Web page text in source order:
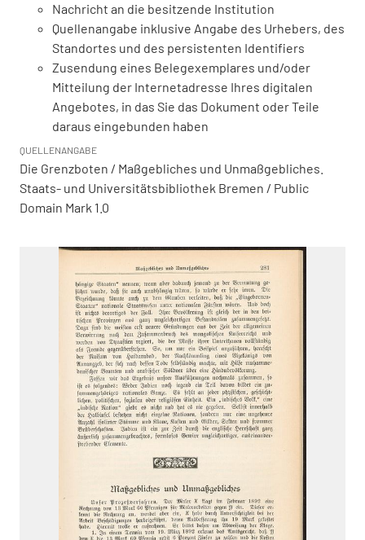
Nachricht an die besitzende Institution
Quellenangabe inklusive Angabe des Urhebers, des
Standortes und des persistenten Identifiers
Zusendung eines Belegexemplares und/oder
Mitteilung der Internetadresse Ihres digitalen
Angebotes, in das Sie das Dokument oder Teile
daraus eingebunden haben
QUELLENANGABE
Die Grenzboten / Maßgebliches und Unmaßgebliches.
Staats- und Universitätsbibliothek Bremen / Public
Domain Mark 1.0